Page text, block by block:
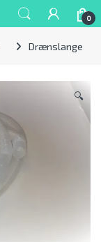
0
Drænslange
🔍